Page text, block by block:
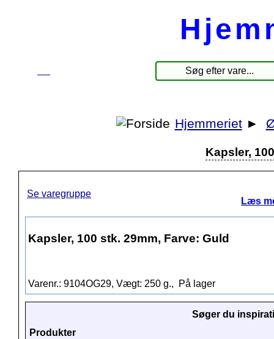
Hjemmeriet ►
Kapsler,
Se varegruppe
Læs
Kapsler, 100 stk. 29mm, Farve: Guld
Varenr.: 9104OG29, Vægt: 250 g., På lager
Søger du
Produkter